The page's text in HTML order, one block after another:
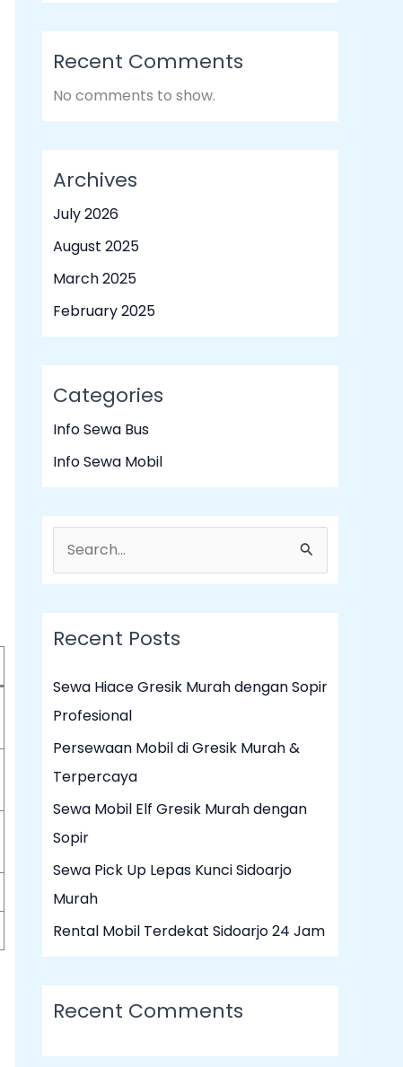
Recent Comments
No comments to show.
Archives
July 2026
August 2025
March 2025
February 2025
Categories
Info Sewa Bus
Info Sewa Mobil
e
a
r
h
f
o
r
:
Recent Posts
Sewa Hiace Gresik Murah dengan Sopir
Profesional
Persewaan Mobil di Gresik Murah &
Terpercaya
Sewa Mobil Elf Gresik Murah dengan
Sopir
Sewa Pick Up Lepas Kunci Sidoarjo
Murah
Rental Mobil Terdekat Sidoarjo 24 Jam
Recent Comments